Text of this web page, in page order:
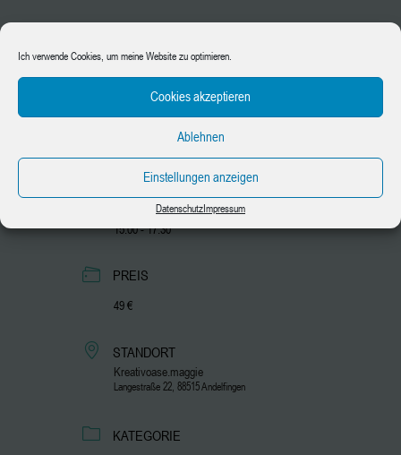
Ich verwende Cookies, um meine Website zu optimieren.
Cookies akzeptieren
Ablehnen
Einstellungen anzeigen
DatenschutzImpressum
DATUM
UHRZEIT
15:00 - 17:30
PREIS
49 €
STANDORT
Kreativoase.maggie
Langestraße 22, 88515 Andelfingen
KATEGORIE